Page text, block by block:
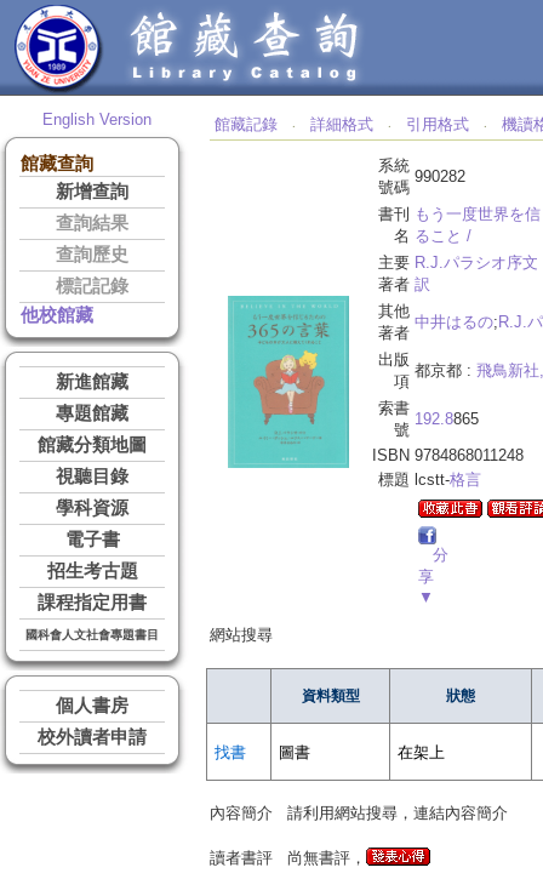
English Version
館藏查詢
新增查詢
查詢結果
查詢歷史
標記記錄
他校館藏
新進館藏
專題館藏
館藏分類地圖
視聽目錄
學科資源
電子書
招生考古題
課程指定用書
國科會人文社會專題書目
個人書房
校外讀者申請
館藏記錄 ‧ 詳細格式 ‧ 引用格式 ‧ 機讀
系統
號碼
990282
書刊
名
もう一度世界を
ること /
主要
著者
R.J.パラシオ序
訳
其他
著者
中井はるの; R.J.
出版
項
都京都 : 飛鳥新社,
索書
號
192.8865
ISBN 9784868011248
標題 lcstt-格言
分
享
▼
網站搜尋
資料類型 狀態
找書 圖書 在架上
內容簡介 請利用網站搜尋，連結內容簡介
讀者書評 尚無書評，